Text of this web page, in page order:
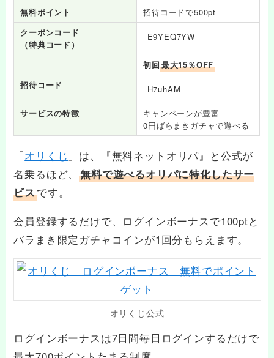
無料ポイント
招待コードで500pt
クーポンコード
（特典コード）
E9YEQ7YW
初回最大15％OFF
招待コード
H7uhAM
サービスの特徴
キャンペーンが豊富
0円ばらまきガチャで遊べる
「オリくじ 」は、『無料ネットオリパ』と公式が
名乗るほど、無料で遊べるオリパに特化したサー
ビスです。
会員登録するだけで、ログインボーナスで100ptと
バラまき限定ガチャコインが1回分もらえます。
オリくじ公式
ログインボーナスは7日間毎日ログインするだけで